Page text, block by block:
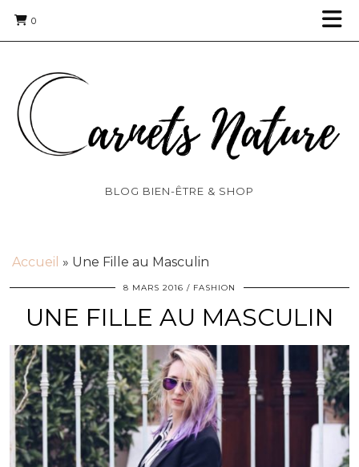
0
BLOG BIEN-ÊTRE & SHOP
Accueil » Une Fille au Masculin
8 MARS 2016 FASHION
UNE FILLE AU MASCULIN